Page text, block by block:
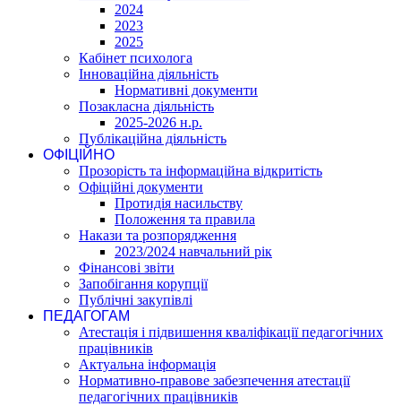
2024
2023
2025
Кабінет психолога
Інноваційна діяльність
Нормативні документи
Позакласна діяльність
2025-2026 н.р.
Публікаційна діяльність
ОФІЦІЙНО
Прозорість та інформаційна відкритість
Офіційні документи
Протидія насильству
Положення та правила
Накази та розпорядження
2023/2024 навчальний рік
Фінансові звіти
Запобігання корупції
Публічні закупівлі
ПЕДАГОГАМ
Атестація і підвишення кваліфікації педагогічних
працівників
Актуальна інформація
Нормативно-правове забезпечення атестації
педагогічних працівників